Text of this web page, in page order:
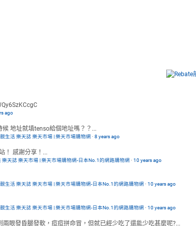
ago
地址就填tenso給個地址嗎？？...
生活 樂天誌 樂天市場 | 樂天市場購物網 · 8 years ago
！ 感謝分享！...
天誌 樂天市場 | 樂天市場購物網-日本No.1的網路購物網 · 10 years ago
生活 樂天誌 樂天市場 | 樂天市場購物網-日本No.1的網路購物網 · 10 years ago
生活 樂天誌 樂天市場 | 樂天市場購物網-日本No.1的網路購物網 · 10 years ago
兩眼發昏腿發軟，痘痘拼命冒，但就已經少吃了還能少吃甚麼呢?...